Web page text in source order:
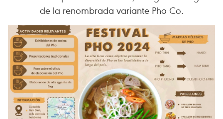
de la renombrada variante Pho Co.